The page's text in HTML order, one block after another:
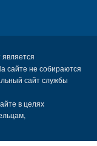
сайте не собираются
сайт службы
в целях